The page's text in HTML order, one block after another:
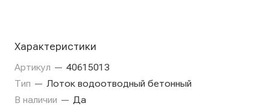
Характеристики
Артикул — 40615013
Тип — Лоток водоотводный бетонный
В наличии — Да